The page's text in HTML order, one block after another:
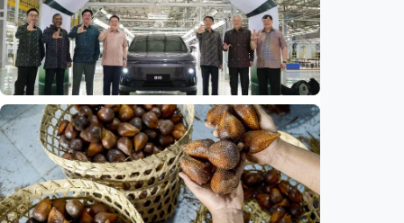
Fokus Berita – Dari Kereta Cepat Jakarta-
Bandung hingga AI, ini alasan citra China
menguat di dunia
Indonesia •07 Aug 2026
Ekonomi
Leapmotor mulai produksi mobil listrik di
Indonesia, target 34.000 unit per tahun
Indonesia•07 Aug 2026